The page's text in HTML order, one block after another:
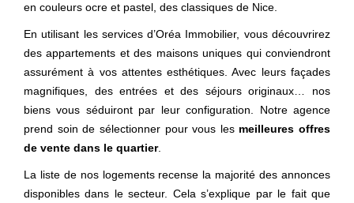
en couleurs ocre et pastel, des classiques de Nice.
En utilisant les services d’Oréa Immobilier, vous découvrirez
des appartements et des maisons uniques qui conviendront
assurément à vos attentes esthétiques. Avec leurs façades
magnifiques, des entrées et des séjours originaux… nos
biens vous séduiront par leur configuration. Notre agence
prend soin de sélectionner pour vous les meilleures offres
de vente dans le quartier.
La liste de nos logements recense la majorité des annonces
disponibles dans le secteur. Cela s’explique par le fait que